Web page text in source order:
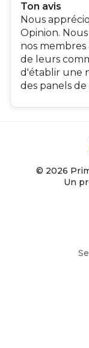
Ton avis
Nous
Opinion.
nos
de leurs
d'établir une
des panels
© 2026
Un